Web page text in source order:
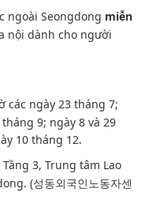
ngoài Seongdong miễn
nội dành cho người
các ngày 23 tháng 7;
9; ngày 8 và 29
10 tháng 12.
3, Trung tâm Lao
(성동외국인노동자센